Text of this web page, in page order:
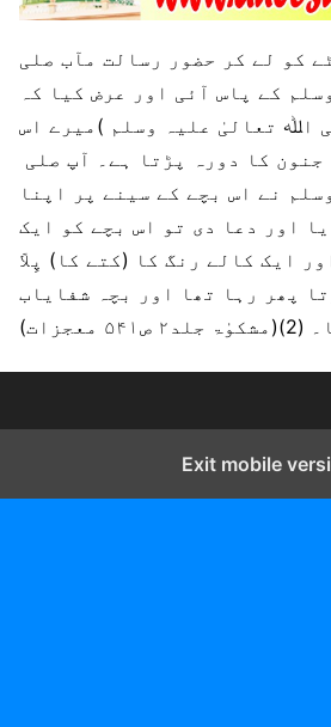
کو لے کر حضور رسالت مآب صلی
کے پاس آئی اور عرض کیا کہ
اﷲ تعالیٰ علیہ وسلم )میرے اس
جنون کا دورہ پڑتا ہے۔ آپ صلی
نے اس بچے کے سینے پر اپنا
اور دعا دی تو اس بچے کو ایک
ایک کالے رنگ کا (کتے کا) پِلاّ
پھر رہا تھا اور بچہ شفایاب
معجزات)
Exit mobile